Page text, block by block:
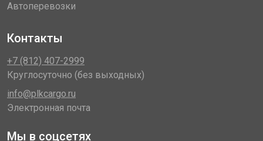
Автоперевозки
Контакты
+7 (812) 407-2999
Круглосуточно (без выходных)
info@plkcargo.ru
Электронная почта
Мы в соцсетях